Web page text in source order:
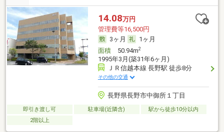
14.08万円
管理費等16,500円
3ヶ月
1ヶ月
面積50.94m2
1995年3月(築31年6ヶ月)
ＪＲ信越本線 長野駅 徒歩8分
その他の交通
長野県長野市中御所１丁目
即引き渡し可 駐車場(近隣含)
駅から徒歩10分以内
2階以上